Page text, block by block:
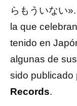
らもういない
la que
tenido en
algunas de
sido publicado
Records.